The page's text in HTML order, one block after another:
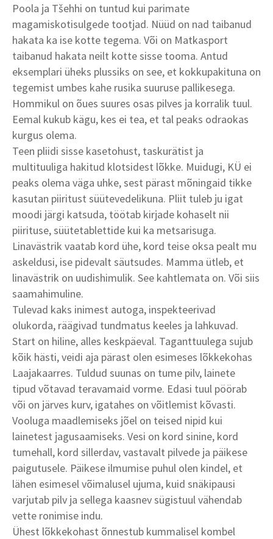
Poola ja Tšehhi on tuntud kui parimate
magamiskotisulgede tootjad. Nüüd on nad taibanud
hakata ka ise kotte tegema. Või on Matkasport
taibanud hakata neilt kotte sisse tooma. Antud
eksemplari üheks plussiks on see, et kokkupakituna on
tegemist umbes kahe rusika suuruse pallikesega.
Hommikul on õues suures osas pilves ja korralik tuul.
Eemal kukub kägu, kes ei tea, et tal peaks odraokas
kurgus olema.
Teen pliidi sisse kasetohust, taskurätist ja
multituuliga hakitud klotsidest lõkke. Muidugi, KÜ ei
peaks olema väga uhke, sest pärast mõningaid tikke
kasutan piiritust süütevedelikuna. Pliit tuleb ju igat
moodi järgi katsuda, töötab kirjade kohaselt nii
piirituse, süütetablettide kui ka metsarisuga.
Linavästrik vaatab kord ühe, kord teise oksa pealt mu
askeldusi, ise pidevalt säutsudes. Mamma ütleb, et
linavästrik on uudishimulik. See kahtlemata on. Või siis
saamahimuline.
Tulevad kaks inimest autoga, inspekteerivad
olukorda, räägivad tundmatus keeles ja lahkuvad.
Start on hiline, alles keskpäeval. Taganttuulega sujub
kõik hästi, veidi aja pärast olen esimeses lõkkekohas
Laajakaarres. Tuldud suunas on tume pilv, lainete
tipud võtavad teravamaid vorme. Edasi tuul pöörab
või on järves kurv, igatahes on võitlemist kõvasti.
Vooluga maadlemiseks jõel on teised nipid kui
lainetest jagusaamiseks. Vesi on kord sinine, kord
tumehall, kord sillerdav, vastavalt pilvede ja päikese
paigutusele. Päikese ilmumise puhul olen kindel, et
lähen esimesel võimalusel ujuma, kuid snäkipausi
varjutab pilv ja sellega kaasnev sügistuul vähendab
vette ronimise indu.
Ühest lõkkekohast õnnestub kummalisel kombel